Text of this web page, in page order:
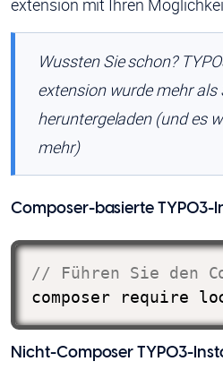
Wussten Sie schon?
extension wurde mehr
heruntergeladen (und es
mehr)
Composer-basierte TYPO3-
// Führen Sie den
composer require
Nicht-Composer TYPO3-